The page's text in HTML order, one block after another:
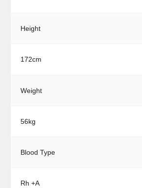
Height
172cm
Weight
56kg
Blood Type
Rh +A